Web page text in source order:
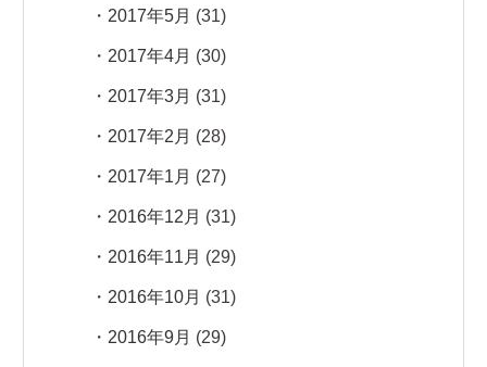
2017年5月 (31)
2017年4月 (30)
2017年3月 (31)
2017年2月 (28)
2017年1月 (27)
2016年12月 (31)
2016年11月 (29)
2016年10月 (31)
2016年9月 (29)